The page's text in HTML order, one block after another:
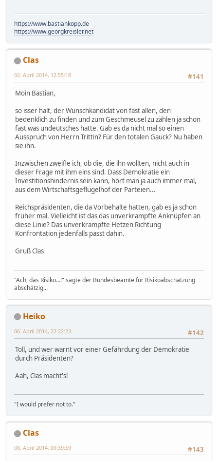
https://www.bastiankopp.de
https://www.georgkreisler.net
Clas
#141
02. April 2014, 12:55:18
Moin Bastian,
so isser halt, der Wunschkandidat von fast allen, den
bedenklich zu finden und zum Geschmeusel zu zählen ja schon
fast was undeutsches hatte. Gab es da nicht mal so einen
Ausspruch von Herrn Trittin? Für den totalen Gauck? Nu haben
sie ihn.
Inzwischen zweifle ich, ob die, die ihn wollten, nicht auch in
dieser Frage mit ihm eins sind. Dass Demokratie ein
Investitionshindernis sein kann, hört man ja auch immer mal,
aus dem Wirtschaftsgeflügelhof der Parteien...
Reichspräsidenten, die da Vorbehalte hatten, gab es ja schon
früher mal. Vielleicht ist das das unverkrampfte Anknüpfen an
diese Linie? Das unverkrampfte Hetzen Richtung
Konfrontation jedenfalls passt dahin.
Gruß Clas
"Ach, das Risiko...!" sagte der Bundesbeamte für Risikoabschätzung
abschätzig...
Heiko
#142
06. April 2014, 22:22:23
Toll, und wer warnt vor einer Gefährdung der Demokratie
durch Präsidenten?
Aah, Clas macht's!
"I would prefer not to."
Clas
#143
08. April 2014, 09:39:59